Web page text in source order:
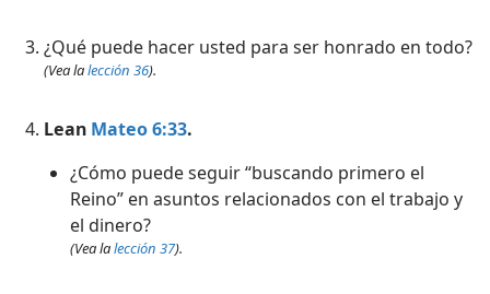
¿Qué puede hacer usted para ser honrado en todo?
(Vea lalección 36).
Lean Mateo 6:33.
¿Cómo puede seguir “buscando primero el
Reino” en asuntos relacionados con el trabajo y
el dinero?
(Vea lalección 37).